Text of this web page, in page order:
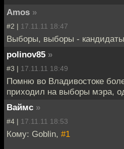
Amos »
#2 | 17.11.11 18:47
Выборы, выборы -
polinov85 »
#3 | 17.11.11 18:49
Помню во Владивостоке
приходил на выборы мэра,
Ваймс »
#4 | 17.11.11 18:53
Кому: Goblin, #1